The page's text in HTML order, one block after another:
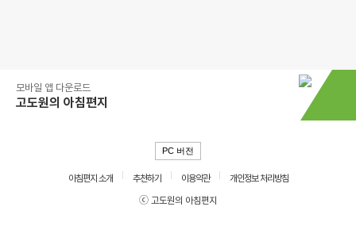
모바일 앱 다운로드
고도원의 아침편지
PC 버전
아침편지 소개 추천하기 이용약관
개인정보 처리방침
ⓒ 고도원의 아침편지